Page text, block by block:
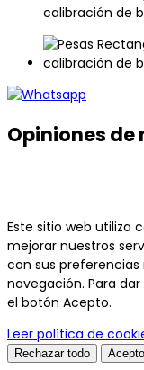
Opiniones
Este sitio web utiliza
mejorar nuestros
con sus
navegación. Para
el botón Acepto.
Leer política de
Rechazar todo Acepto